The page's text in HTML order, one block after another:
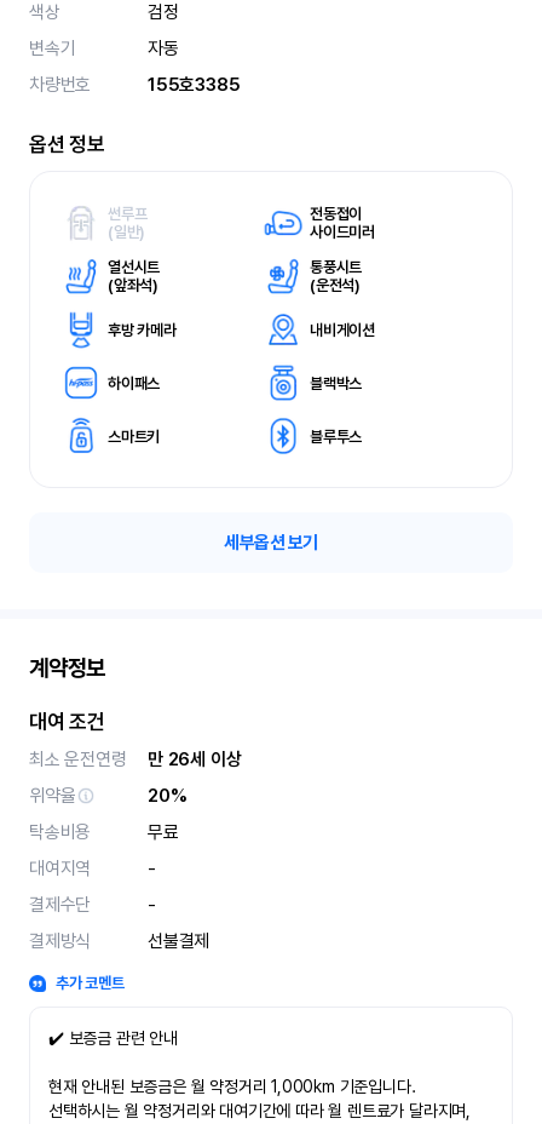
색상
검정
변속기
자동
차량번호
155호3385
옵션 정보
썬루프
(일반)
전동접이
사이드미러
열선시트
(앞좌석)
통풍시트
(운전석)
후방 카메라 내비게이션
하이패스 블랙박스
스마트키 블루투스
세부옵션 보기
계약정보
대여 조건
최소 운전연령
만 26세 이상
위약율
20%
탁송비용
무료
대여지역
-
결제수단
-
결제방식
선불결제
추가 코멘트
✔️ 보증금 관련 안내
현재 안내된 보증금은 월 약정거리 1,000km 기준입니다.
선택하시는 월 약정거리와 대여기간에 따라 월 렌트료가 달라지며,